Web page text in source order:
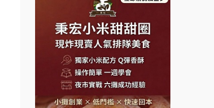
【曉妍美妝】誠徵行政櫃檯
自助洗衣店誠徵代洗收送人員
(台中市)
MUSHEN徵SPA美容芳療師
日十。早午食加盟說明會
白鬍泡泡 BOHO POPO加盟說
明會
雞咕雞咕加盟說明會
TEA TOP加盟說明會
珍好味臭臭鍋加盟說明會